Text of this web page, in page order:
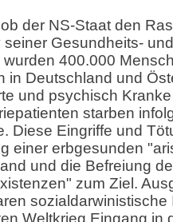
der NS-Staat den
seiner Gesundheits-
wurden 400.000
in Deutschland und
und psychisch
starben
Diese Eingriffe und
einer erbgesunden
und die Befreiung
zum Ziel.